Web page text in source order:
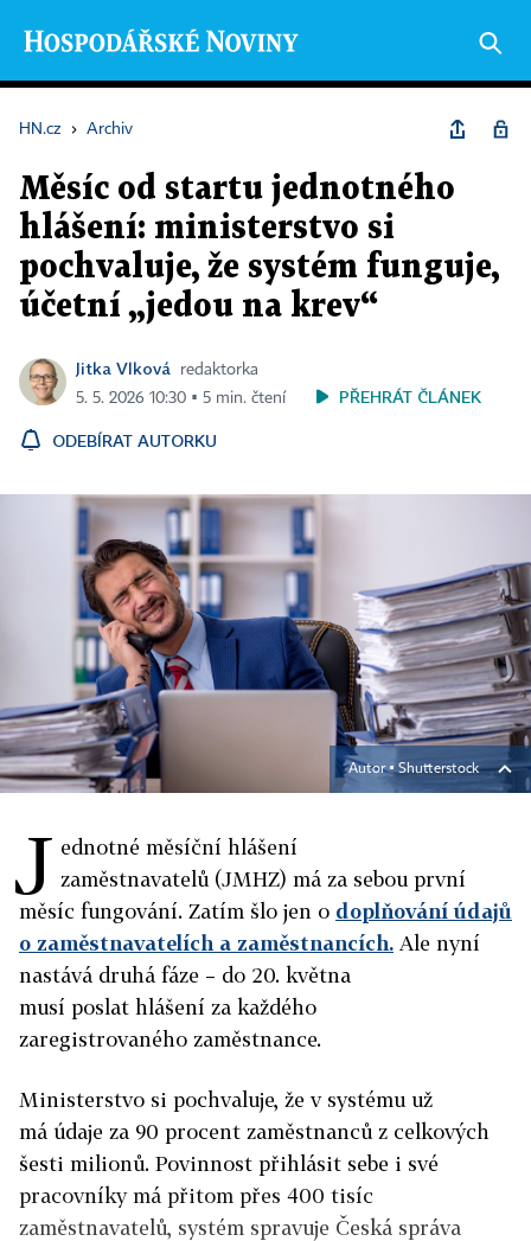
HN.cz › Archiv
Měsíc od startu jednotného
hlášení: ministerstvo si
pochvaluje, že systém funguje,
účetní „jedou na krev“
Jitka Vlková
redaktorka
5. 5. 2026 10:30 ▪ 5 min. čtení
PŘEHRÁT ČLÁNEK
ODEBÍRAT AUTORKU
Autor ▪Shutterstock
J ednotné měsíční hlášení
zaměstnavatelů (JMHZ) má za sebou první
měsíc fungování. Zatím šlo jen o doplňování údajů
o zaměstnavatelích a zaměstnancích. Ale nyní
nastává druhá fáze – do 20. května
musí poslat hlášení za každého
zaregistrovaného zaměstnance.
Ministerstvo si pochvaluje, že v systému už
má údaje za 90 procent zaměstnanců z celkových
šesti milionů. Povinnost přihlásit sebe i své
pracovníky má přitom přes 400 tisíc
zaměstnavatelů, systém spravuje Česká správa